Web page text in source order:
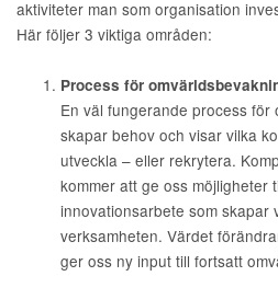
aktiviteter man som organisation
Här följer 3 viktiga områden:
Process för
En väl fungerande process för
skapar behov och visar vilka
utveckla – eller rekrytera.
kommer att ge oss möjligheter
innovationsarbete som skapar
verksamheten. Värdet
ger oss ny input till fortsatt